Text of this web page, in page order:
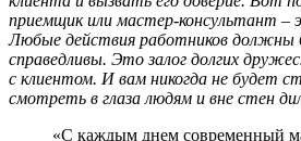
приемщик или мастер-консультант –
Любые действия работников должны
справедливы. Это залог долгих
с клиентом. И вам никогда не будет
смотреть в глаза людям и вне стен
«С каждым днем современный